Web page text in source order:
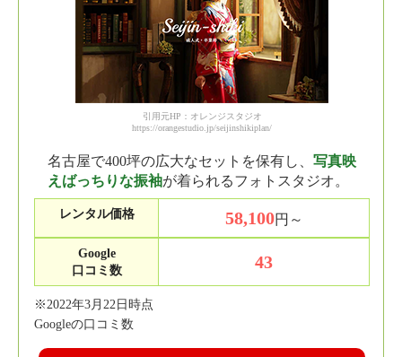
引用元HP：オレンジスタジオ
https://orangestudio.jp/seijinshikiplan/
名古屋で400坪の広大なセットを保有し、 写真映
えばっちりな振袖が着られるフォトスタジオ。
レンタル価格 58,100円～
Google
口コミ数
43
※2022年3月22日時点
Googleの口コミ数